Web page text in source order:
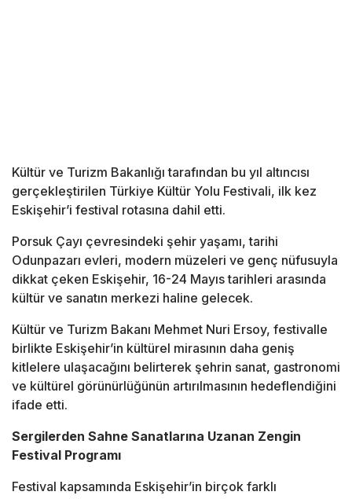
Kültür ve Turizm Bakanlığı tarafından bu yıl altıncısı
gerçekleştirilen Türkiye Kültür Yolu Festivali, ilk kez
Eskişehir’i festival rotasına dahil etti.
Porsuk Çayı çevresindeki şehir yaşamı, tarihi
Odunpazarı evleri, modern müzeleri ve genç nüfusuyla
dikkat çeken Eskişehir, 16-24 Mayıs tarihleri arasında
kültür ve sanatın merkezi haline gelecek.
Kültür ve Turizm Bakanı Mehmet Nuri Ersoy, festivalle
birlikte Eskişehir’in kültürel mirasının daha geniş
kitlelere ulaşacağını belirterek şehrin sanat, gastronomi
ve kültürel görünürlüğünün artırılmasının hedeflendiğini
ifade etti.
Sergilerden Sahne Sanatlarına Uzanan Zengin
Festival Programı
Festival kapsamında Eskişehir’in birçok farklı